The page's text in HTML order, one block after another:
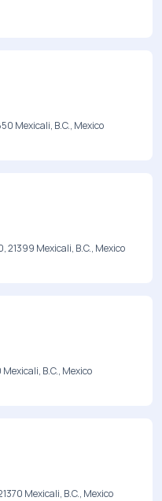
Mexicali, B.C., Mexico
21399 Mexicali, B.C., Mexico
B.C., Mexico
Mexicali, B.C., Mexico